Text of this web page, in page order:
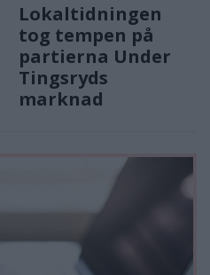
Lokaltidningen
tog tempen på
partierna Under
Tingsryds
marknad